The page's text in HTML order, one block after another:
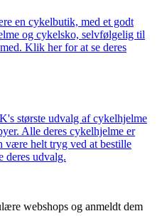
en cykelbutik, med et godt
og cykelsko, selvfølgelig til
Klik her for at se deres
største udvalg af cykelhjelme
Alle deres cykelhjelme er
være helt tryg ved at bestille
deres udvalg.
webshops og anmeldt dem